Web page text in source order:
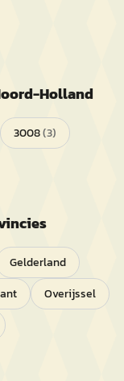
Holland
3008(3)
Gelderland
Overijssel